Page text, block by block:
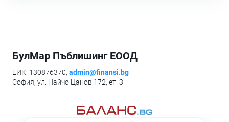
БулМар Пъблишинг ЕООД
ЕИК: 130876370, admin@finansi.bg
София, ул. Найчо Цанов 172, ет. 3